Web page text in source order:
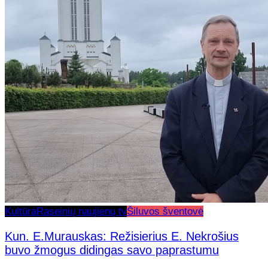
KultūraRaseinių naujienų tvŠiluvos šventovė
Kun. E.Murauskas: Režisierius E. Nekrošius
buvo žmogus didingas savo paprastumu